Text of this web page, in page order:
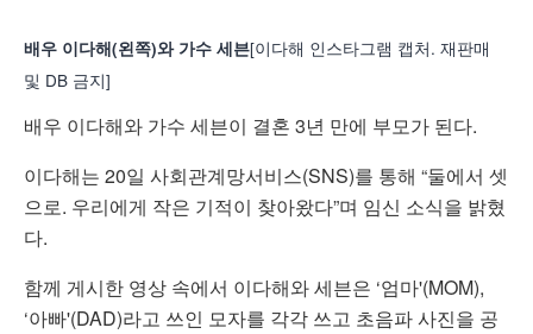
배우 이다해(왼쪽)와 가수 세븐[이다해 인스타그램 캡처. 재판매
및 DB 금지]
배우 이다해와 가수 세븐이 결혼 3년 만에 부모가 된다.
이다해는 20일 사회관계망서비스(SNS)를 통해 “둘에서 셋
으로. 우리에게 작은 기적이 찾아왔다”며 임신 소식을 밝혔
다.
함께 게시한 영상 속에서 이다해와 세븐은 ‘엄마'(MOM),
‘아빠'(DAD)라고 쓰인 모자를 각각 쓰고 초음파 사진을 공